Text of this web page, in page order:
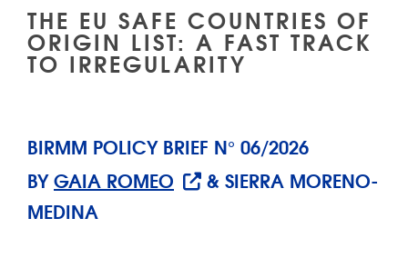
THE EU SAFE COUNTRIES OF
ORIGIN LIST: A FAST TRACK
TO IRREGULARITY
BIRMM POLICY BRIEF N° 06/2026
BYGAIA ROMEO
& SIERRA MORENO-
MEDINA